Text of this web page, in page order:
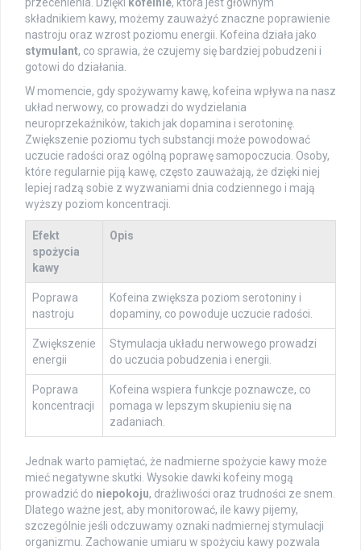
składnikiem kawy, możemy zauważyć znaczne poprawienie
nastroju oraz wzrost poziomu energii. Kofeina działa jako
stymulant, co sprawia, że czujemy się bardziej pobudzeni i
gotowi do działania.
W momencie, gdy spożywamy kawę, kofeina wpływa na nasz
układ nerwowy, co prowadzi do wydzielania
neuroprzekaźników, takich jak dopamina i serotoninę.
Zwiększenie poziomu tych substancji może powodować
uczucie radości oraz ogólną poprawę samopoczucia. Osoby,
które regularnie piją kawę, często zauważają, że dzięki niej
lepiej radzą sobie z wyzwaniami dnia codziennego i mają
wyższy poziom koncentracji.
Efekt
spożycia
kawy
Opis
Poprawa
nastroju
Kofeina zwiększa poziom serotoniny i
dopaminy, co powoduje uczucie radości.
Zwiększenie
energii
Stymulacja układu nerwowego prowadzi
do uczucia pobudzenia i energii.
Poprawa
koncentracji
Kofeina wspiera funkcje poznawcze, co
pomaga w lepszym skupieniu się na
zadaniach.
Jednak warto pamiętać, że nadmierne spożycie kawy może
mieć negatywne skutki. Wysokie dawki kofeiny mogą
prowadzić do niepokoju, drażliwości oraz trudności ze snem.
Dlatego ważne jest, aby monitorować, ile kawy pijemy,
szczególnie jeśli odczuwamy oznaki nadmiernej stymulacji
organizmu. Zachowanie umiaru w spożyciu kawy pozwala